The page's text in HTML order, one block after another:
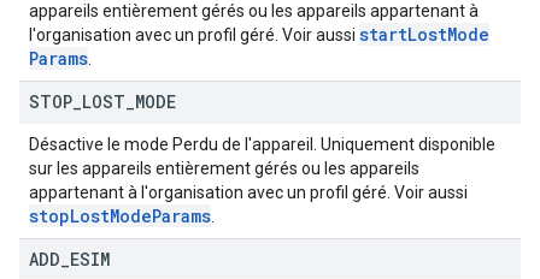
appareils entièrement gérés ou les appareils appartenant à
l'organisation avec un profil géré. Voir aussi startLostMode
Params
STOP LOST MODE
Désactive le mode Perdu de l'appareil. Uniquement disponible
sur les appareils entièrement gérés ou les appareils
appartenant à l'organisation avec un profil géré. Voir aussi
stopLostModeParams
ADD ESIM